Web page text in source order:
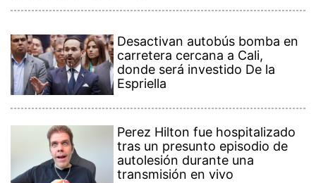
Desactivan autobús bomba en
carretera cercana a Cali,
donde será investido De la
Espriella
Perez Hilton fue hospitalizado
tras un presunto episodio de
autolesión durante una
transmisión en vivo